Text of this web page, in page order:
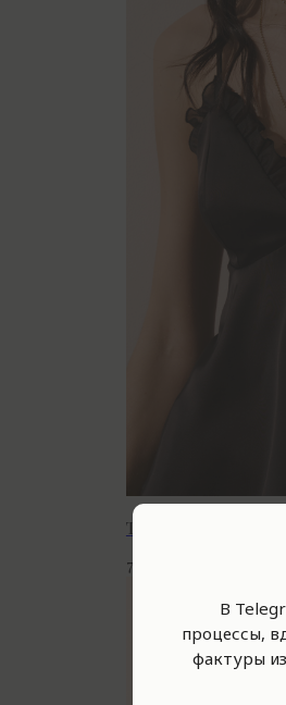
Топ Gretta из
7 900
В
процессы,
фактуры